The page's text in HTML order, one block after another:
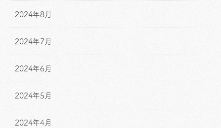
2024年8月
2024年7月
2024年6月
2024年5月
2024年4月